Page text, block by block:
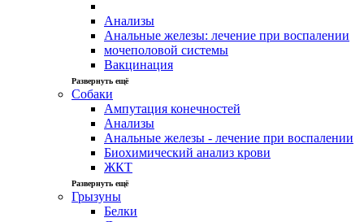
Анализы
Анальные железы: лечение при воспалении
мочеполовой системы
Вакцинация
Развернуть ещё
Собаки
Ампутация конечностей
Анализы
Анальные железы - лечение при воспалении
Биохимический анализ крови
ЖКТ
Развернуть ещё
Грызуны
Белки